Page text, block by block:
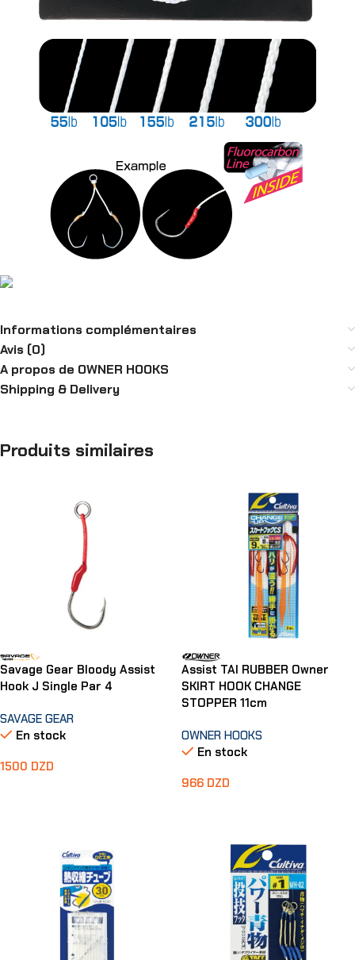
Informations complémentaires
Avis (0)
A propos de OWNER HOOKS
Shipping & Delivery
Produits similaires
Savage Gear Bloody Assist
Hook J Single Par 4
SAVAGE GEAR
En stock
1500 DZD
Assist TAI RUBBER Owner
SKIRT HOOK CHANGE
STOPPER 11cm
OWNER HOOKS
En stock
966 DZD